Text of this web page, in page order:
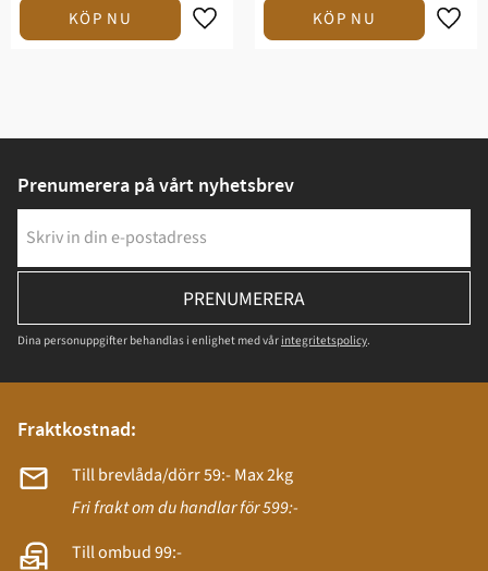
Prenumerera på vårt nyhetsbrev
PRENUMERERA
Dina personuppgifter behandlas i enlighet med vår integritetspolicy.
Fraktkostnad:
Till brevlåda/dörr 59:- Max 2kg
Fri frakt om du handlar för 599:-
Till ombud 99:-